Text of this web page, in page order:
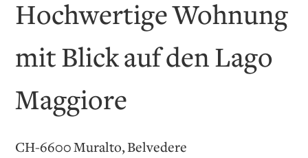
Hochwertige Wohnung
mit Blick auf den Lago
Maggiore
CH-6600 Muralto, Belvedere